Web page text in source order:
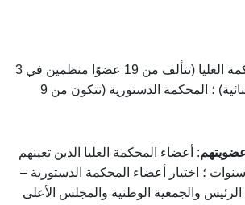
: المحكمة العليا (تتألف من 19 عضوًا منظمين في 3
دوائر مدنية ودائرة جنائية) ؛ المحكمة الدستورية (تتكون من 9
: أعضاء المحكمة العليا الذين تعينهم
وزارة العدل لمدة 5 سنوات ؛ اختيار أعضاء المحكمة الدستورية –
والجمعية الوطنية والمجلس الأعلى